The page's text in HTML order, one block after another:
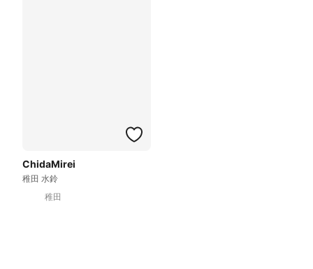
ChidaMirei
稚田 水鈴
稚田